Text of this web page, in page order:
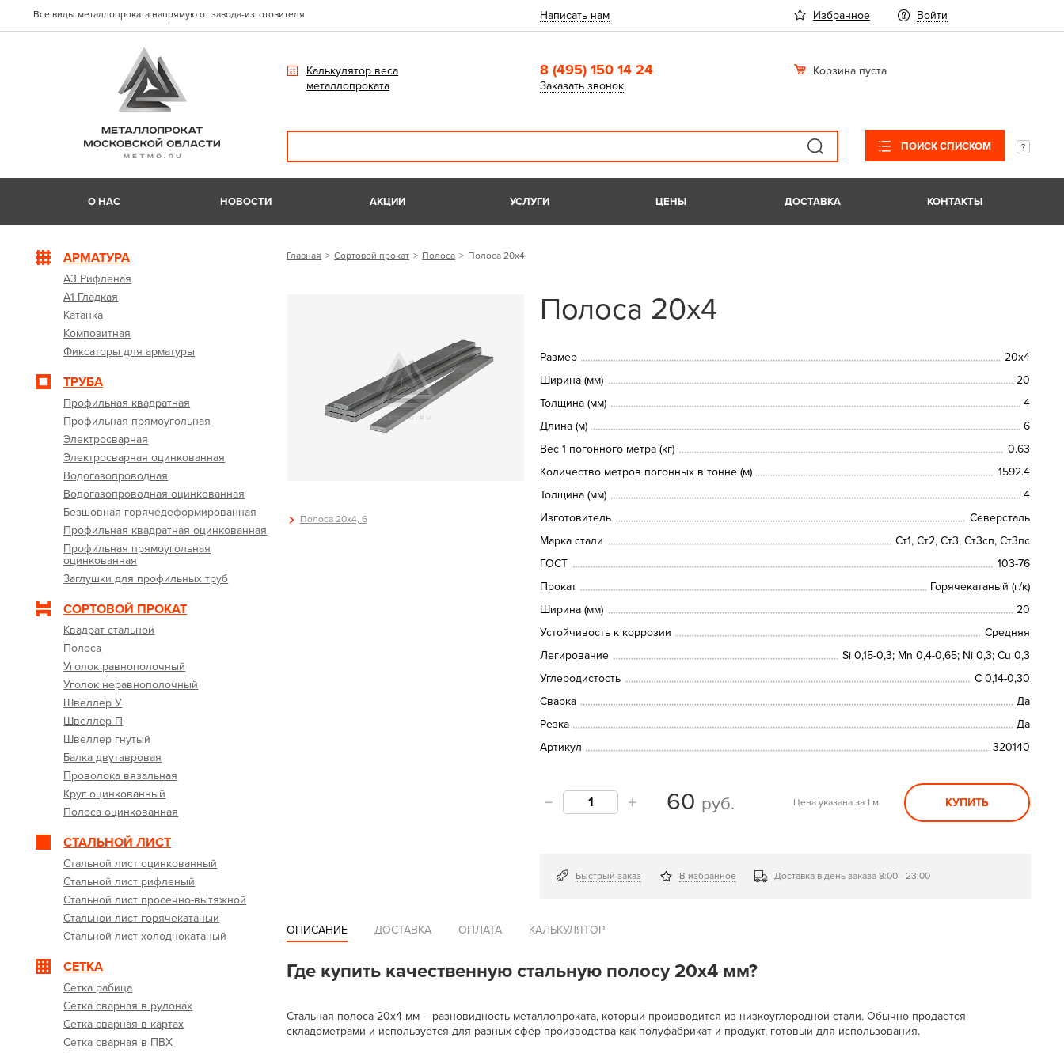
Все виды металлопроката напрямую от завода-изготовителя Написать нам Избранное Войти
Калькулятор веса
металлопроката
8 (495) 150 14 24
Заказать звонок
Корзина пуста
ПОИСК СПИСКОМ
О НАС НОВОСТИ АКЦИИ УСЛУГИ ЦЕНЫ ДОСТАВКА КОНТАКТЫ
АРМАТУРА
А3 Рифленая
А1 Гладкая
Катанка
Композитная
Фиксаторы для арматуры
ТРУБА
Профильная квадратная
Профильная прямоугольная
Электросварная
Электросварная оцинкованная
Водогазопроводная
Водогазопроводная оцинкованная
Безшовная горячедеформированная
Профильная квадратная оцинкованная
Профильная прямоугольная
оцинкованная
Заглушки для профильных труб
СОРТОВОЙ ПРОКАТ
Квадрат стальной
Полоса
Уголок равнополочный
Уголок неравнополочный
Швеллер У
Швеллер П
Швеллер гнутый
Балка двутавровая
Проволока вязальная
Круг оцинкованный
Полоса оцинкованная
СТАЛЬНОЙ ЛИСТ
Стальной лист оцинкованный
Стальной лист рифленый
Стальной лист просечно-вытяжной
Стальной лист горячекатаный
Стальной лист холоднокатаный
СЕТКА
Сетка рабица
Сетка сварная в рулонах
Сетка сварная в картах
Сетка сварная в ПВХ
Главная Сортовой прокат Полоса Полоса 20х4
Полоса 20х4, 6
Полоса 20х4
Размер
20х4
Ширина (мм)
20
Толщина (мм)
4
Длина (м)
6
Вес 1 погонного метра (кг)
0.63
Количество метров погонных в тонне (м)
1592.4
Толщина (мм)
4
Изготовитель
Северсталь
Марка стали
Ст1, Ст2, Ст3, Ст3сп, Ст3пс
ГОСТ
103-76
Прокат
Горячекатаный (г/к)
Ширина (мм)
20
Устойчивость к коррозии
Средняя
Легирование
Si 0,15-0,3; Mn 0,4-0,65; Ni 0,3; Cu 0,3
Углеродистость
C 0,14-0,30
Сварка
Да
Резка
Да
Артикул
320140
60 руб. Цена указана за 1 м КУПИТЬ
Быстрый заказ В избранное Доставка в день заказа 8:00—23:00
ОПИСАНИЕ ДОСТАВКА ОПЛАТА КАЛЬКУЛЯТОР
Где купить качественную стальную полосу 20х4 мм?
Стальная полоса 20х4 мм – разновидность металлопроката, который производится из низкоуглеродной стали. Обычно продается
складометрами и используется для разных сфер производства как полуфабрикат и продукт, готовый для использования.